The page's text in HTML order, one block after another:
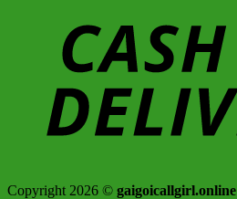
Copyright 2026 © gaigoicallgirl.online